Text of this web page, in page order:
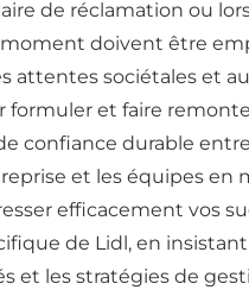
de réclamation ou
doivent être
attentes sociétales et
et faire
confiance durable
et les équipes en
efficacement vos
de Lidl, en insistant
et les stratégies de